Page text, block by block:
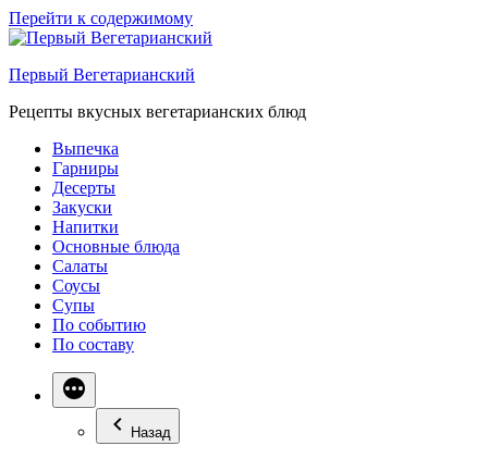
Перейти к содержимому
Первый Вегетарианский
Рецепты вкусных вегетарианских блюд
Выпечка
Гарниры
Десерты
Закуски
Напитки
Основные блюда
Салаты
Соусы
Супы
По событию
По составу
Назад